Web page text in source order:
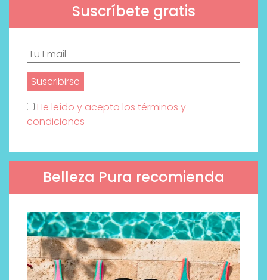
Suscríbete gratis
He leído y acepto los términos y
condiciones
Belleza Pura recomienda